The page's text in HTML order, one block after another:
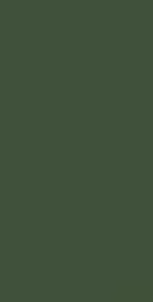
مِنْ بَعْدِهِ
كَذَّبْتُمْ وَفَرِيقًا
من بني إسرائيل،